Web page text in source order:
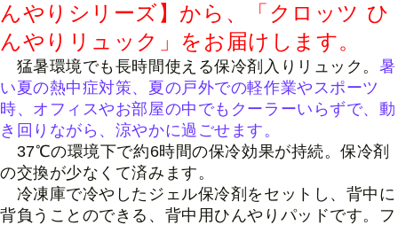
んやりシリーズ】から、「クロッツ ひ
んやりリュック」をお届けします。
猛暑環境でも長時間使える保冷剤入りリュック。 暑
い夏の熱中症対策、夏の戸外での軽作業やスポーツ
時、オフィスやお部屋の中でもクーラーいらずで、動
き回りながら、涼やかに過ごせます。
37℃の環境下で約6時間の保冷効果が持続。保冷剤
の交換が少なくて済みます。
冷凍庫で冷やしたジェル保冷剤をセットし、背中に
背負うことのできる、背中用ひんやりパッドです。
フ